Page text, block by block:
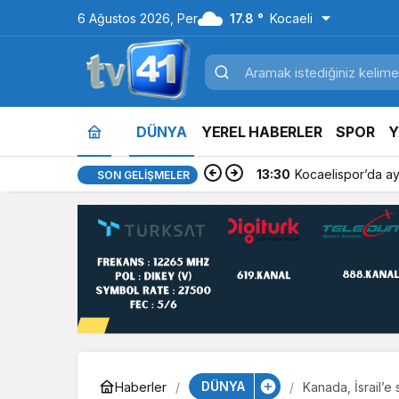
6 Ağustos 2026, Per 17.8 ° Kocaeli
DÜNYA YEREL HABERLER SPOR
SON GELIŞMELER 13:15 Erdem Arcan,
Haberler DÜNYA Kanada, İsrail’e